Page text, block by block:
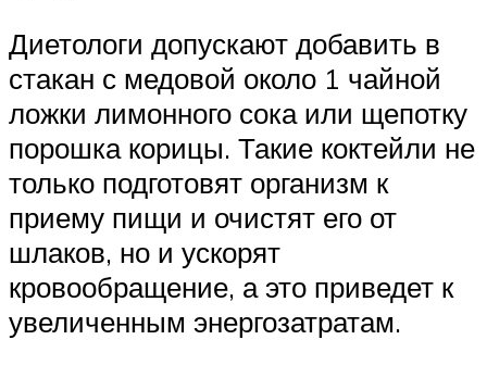
Диетологи допускают добавить в
стакан с медовой около 1 чайной
ложки лимонного сока или щепотку
порошка корицы. Такие коктейли не
только подготовят организм к
приему пищи и очистят его от
шлаков, но и ускорят
кровообращение, а это приведет к
увеличенным энергозатратам.